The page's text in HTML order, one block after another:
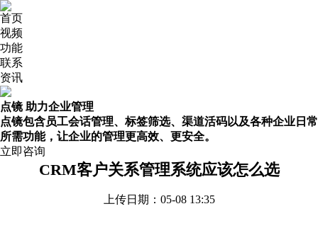
首页
视频
功能
联系
资讯
点镜 助力企业管理
点镜包含员工会话管理、标签筛选、渠道活码以及各种企业日常
所需功能，让企业的管理更高效、更安全。
立即咨询
CRM客户关系管理系统应该怎么选
上传日期：05-08 13:35